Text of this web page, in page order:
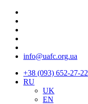
info@uafc.org.ua
+38 (093) 652-27-22
RU
UK
EN